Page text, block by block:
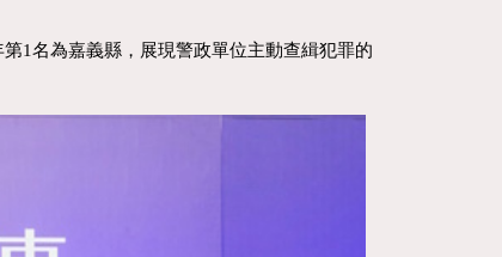
1名為嘉義縣，展現警政單位主動查緝犯罪的